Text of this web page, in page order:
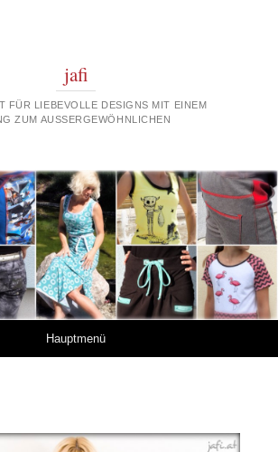
jafi
FÜR LIEBEVOLLE DESIGNS MIT EINEM
ZUM AUSSERGEWÖHNLICHEN
Hauptmenü